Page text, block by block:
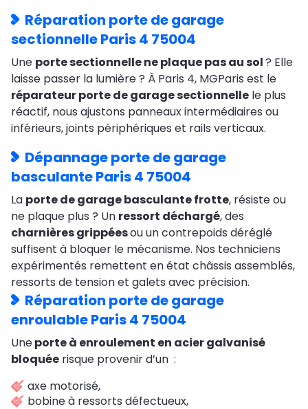
Réparation porte de garage
sectionnelle Paris 4 75004
Une porte sectionnelle ne plaque pas au sol? Elle
laisse passer la lumière ? À Paris 4, MGParis est le
réparateur porte de garage sectionnelle le plus
réactif, nous ajustons panneaux intermédiaires ou
inférieurs, joints périphériques et rails verticaux.
Dépannage porte de garage
basculante Paris 4 75004
La porte de garage basculante frotte, résiste ou
ne plaque plus ? Un ressort déchargé, des
charnières grippéesou un contrepoids déréglé
suffisent à bloquer le mécanisme. Nos techniciens
expérimentés remettent en état châssis assemblés,
ressorts de tension et galets avec précision.
Réparation porte de garage
enroulable Paris 4 75004
Uneporte à enroulement en acier galvanisé
bloquée risque provenir d’un :
axe motorisé,
bobine à ressorts défectueux,